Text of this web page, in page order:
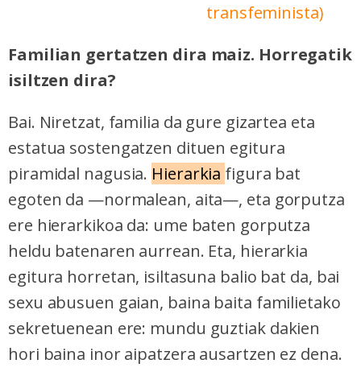
transfeminista)
Familian gertatzen dira maiz. Horregatik
isiltzen dira?
Bai. Niretzat, familia da gure gizartea eta
estatua sostengatzen dituen egitura
piramidal nagusia. Hierarkia figura bat
egoten da —normalean, aita—, eta gorputza
ere hierarkikoa da: ume baten gorputza
heldu batenaren aurrean. Eta, hierarkia
egitura horretan, isiltasuna balio bat da, bai
sexu abusuen gaian, baina baita familietako
sekretuenean ere: mundu guztiak dakien
hori baina inor aipatzera ausartzen ez dena.